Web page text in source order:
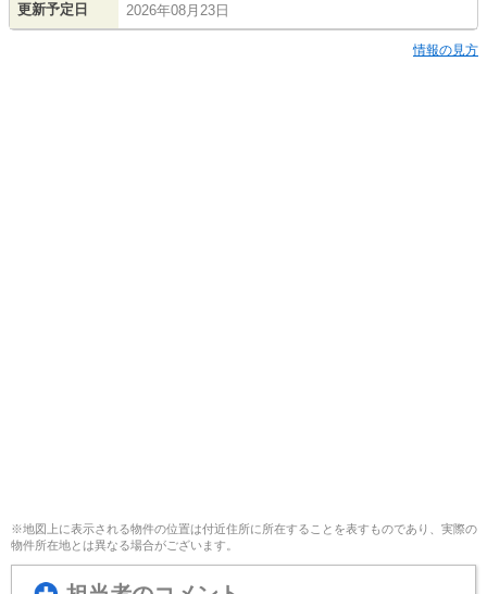
更新予定日 2026年08月23日
情報の見方
※地図上に表示される物件の位置は付近住所に所在することを表すものであり、実際の
物件所在地とは異なる場合がございます。